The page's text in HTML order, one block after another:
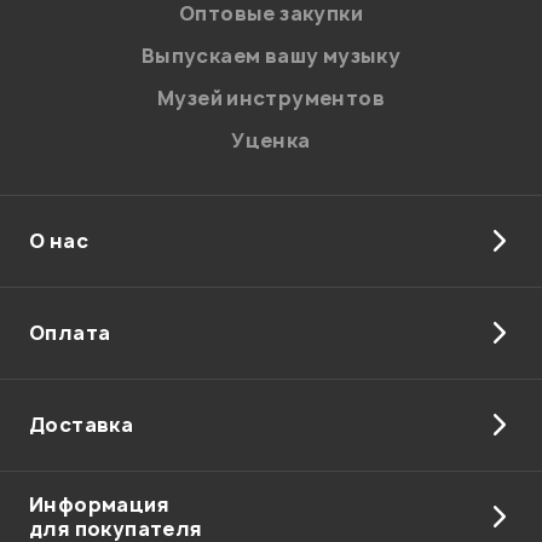
Оптовые закупки
Выпускаем вашу музыку
Музей инструментов
Уценка
О нас
Оплата
Доставка
Информация
для покупателя